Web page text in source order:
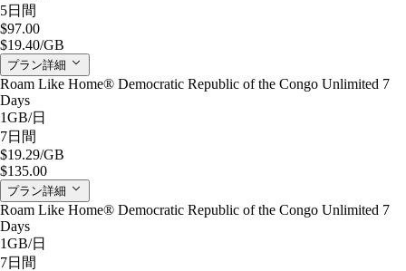
5日間
$97.00
$19.40/GB
プラン詳細
Roam Like Home® Democratic Republic of the Congo Unlimited 7
Days
1GB/日
7日間
$19.29/GB
$135.00
プラン詳細
Roam Like Home® Democratic Republic of the Congo Unlimited 7
Days
1GB/日
7日間